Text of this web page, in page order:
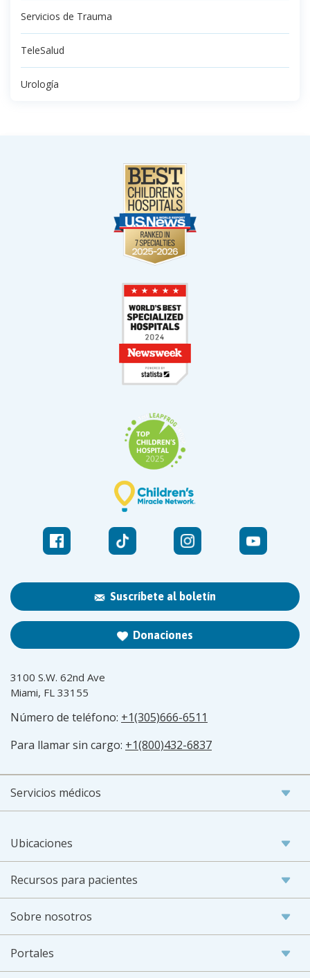
Servicios de Trauma
TeleSalud
Urología
Suscríbete al boletín
Donaciones
3100 S.W. 62nd Ave
Miami, FL 33155
Número de teléfono: +1(305)666-6511
Para llamar sin cargo: +1(800)432-6837
Servicios médicos
Ubicaciones
Recursos para pacientes
Sobre nosotros
Portales